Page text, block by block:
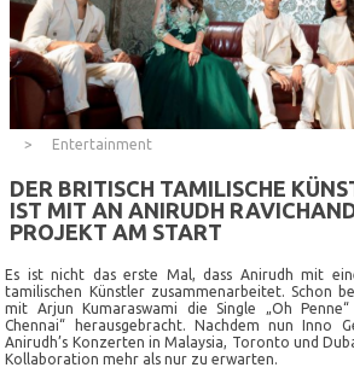
Entertainment
DER BRITISCH TAMILISCHE
IST MIT AN ANIRUDH
PROJEKT AM START
Es ist nicht das erste Mal, dass Anirudh mit
tamilischen Künstler zusammenarbeitet. Schon
mit Arjun Kumaraswami die Single „Oh
Chennai“ herausgebracht. Nachdem nun Inno
Anirudh’s Konzerten in Malaysia, Toronto und
Kollaboration mehr als nur zu erwarten.